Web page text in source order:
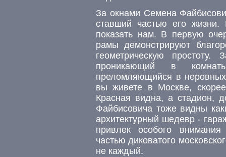
За окнами Семена
ставший частью его
показать нам. В первую
рамы демонстрируют
геометрическую
проникающий в
преломляющийся в
вы живете в Москве,
Красная видна, а стадион,
Файбисовича тоже видны
архитектурный шедевр -
привлек особого
частью диковатого
не каждый.